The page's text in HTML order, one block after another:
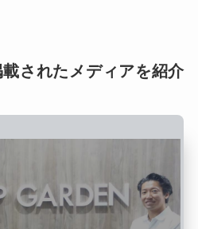
載されたメディアを紹介